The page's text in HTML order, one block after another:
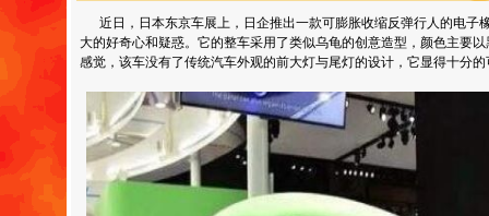
近日，日本东京车展上，日企推出一款可膨胀收缩反弹行人的电子
大的好奇心和疑惑。它的整车采用了类似乌龟的创意造型，颜色主要
感觉，该车没有了传统汽车外观的前大灯与尾灯的设计，它显得十分